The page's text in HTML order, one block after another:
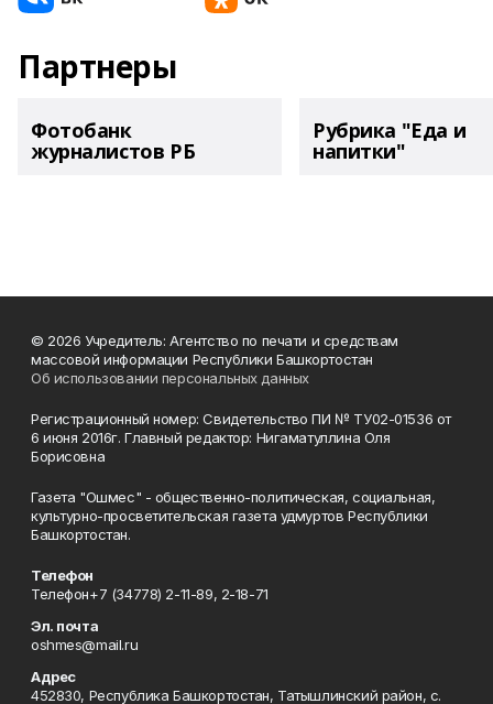
Партнеры
Фотобанк
журналистов РБ
Рубрика "Еда и
напитки"
© 2026 Учредитель: Агентство по печати и средствам
массовой информации Республики Башкортостан
Об использовании персональных данных
Регистрационный номер: Свидетельство ПИ № ТУ02-01536 от
6 июня 2016г. Главный редактор: Нигаматуллина Оля
Борисовна
Газета "Ошмес" - общественно-политическая, социальная,
культурно-просветительская газета удмуртов Республики
Башкортостан.
Телефон
Телефон+7 (34778) 2-11-89, 2-18-71
Эл. почта
oshmes@mail.ru
Адрес
452830, Республика Башкортостан, Татышлинский район, с.